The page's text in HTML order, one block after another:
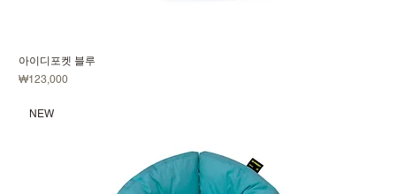
아이디포켓 블루
価格
₩123,000
NEW